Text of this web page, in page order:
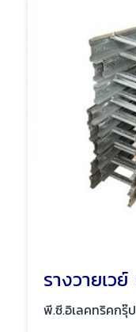
พี.ซี.อิเลคทริคกรุ๊ป